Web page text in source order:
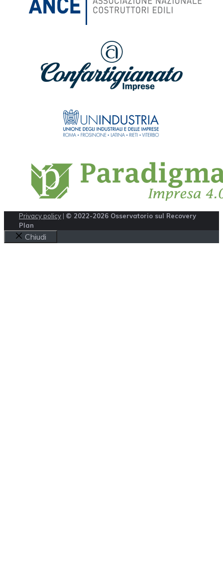
Privacy policy | © 2022-2026 Osservatorio sul Recovery
Plan
Chiudi